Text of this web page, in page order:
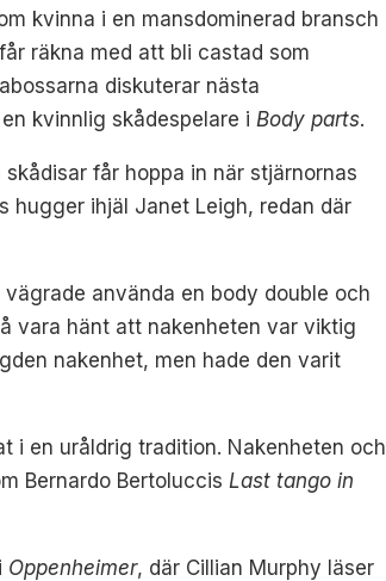
kvinna i en mansdominerad bransch
räkna med att bli castad som
diskuterar nästa
en kvinnlig skådespelare iBody parts.
får hoppa in när stjärnornas
hugger ihjäl Janet Leigh, redan där
använda en body double och
vara hänt att nakenheten var viktig
nakenhet, men hade den varit
i en uråldrig tradition. Nakenheten och
Bernardo BertoluccisLast tango in
Oppenheimer, där Cillian Murphy läser